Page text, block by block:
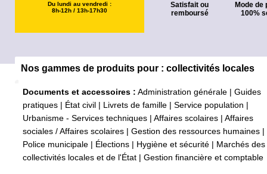
Du lundi au vendredi :
8h-12h / 13h-17h30
Satisfait ou
remboursé
Mode de
100%
Nos gammes de produits pour : collectivités locales
Documents et accessoires : Administration générale
Guides
pratiques
État civil Livrets de famille Service population
Urbanisme - Services techniques
Affaires scolaires
Affaires
sociales / Affaires scolaires
Gestion des ressources humaines
Police municipale
Élections Hygiène et sécurité
Marchés des
collectivités locales et de l'État
Gestion financière et comptable